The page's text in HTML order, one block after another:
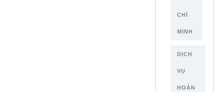
CHÍ
MINH
DỊCH
VỤ
HOÀN